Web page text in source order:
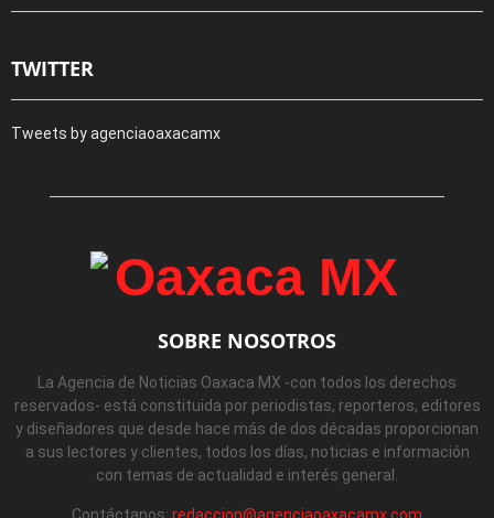
TWITTER
Tweets by agenciaoaxacamx
SOBRE NOSOTROS
La Agencia de Noticias Oaxaca MX -con todos los derechos
reservados- está constituida por periodistas, reporteros, editores
y diseñadores que desde hace más de dos décadas proporcionan
a sus lectores y clientes, todos los días, noticias e información
con temas de actualidad e interés general.